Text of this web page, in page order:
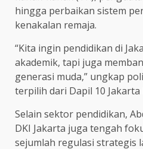
hingga perbaikan sistem
kenakalan remaja.
“Kita ingin pendidikan di
akademik, tapi juga
generasi muda,” ungkap
terpilih dari Dapil 10 Jakarta
Selain sektor pendidikan,
DKI Jakarta juga tengah
sejumlah regulasi strategis